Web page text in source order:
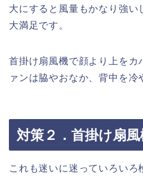
大にすると風量もかなり強い
大満足です。
首掛け扇風機で顔より上をカ
ァンは脇やおなか、背中を冷
対策２．首掛け扇風
これも迷いに迷っていろいろ